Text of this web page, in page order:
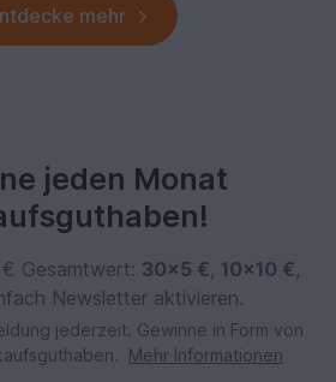
mehr
jeden Monat
Gesamtwert: 30×5 €, 10×10 €,
Newsletter aktivieren.
jederzeit. Gewinne in Form von
Mehr Informationen